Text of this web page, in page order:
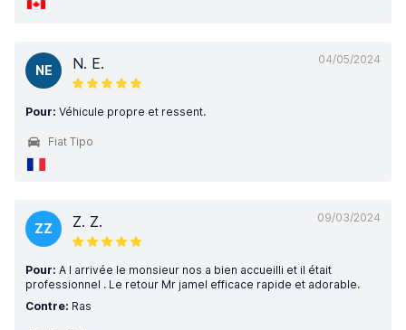
04/05/2024
NE N. E.
Pour: Véhicule propre et ressent.
Fiat Tipo
09/03/2024
ZZ Z. Z.
Pour: A l arrivée le monsieur nos a bien accueilli et il était
professionnel . Le retour Mr jamel efficace rapide et adorable.
Contre: Ras